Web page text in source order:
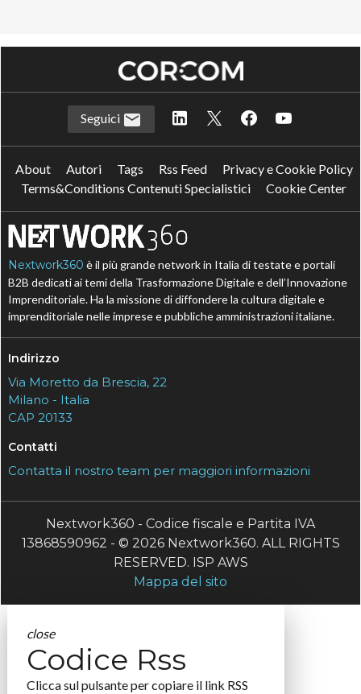
Seguici
About Autori Tags Rss Feed
Privacy e Cookie Policy
Terms&Conditions Contenuti Specialistici
Cookie Center
Nextwork360 è il più grande network in Italia di testate e portali
B2B dedicati ai temi della Trasformazione Digitale e dell’Innovazione
Imprenditoriale. Ha la missione di diffondere la cultura digitale e
imprenditoriale nelle imprese e pubbliche amministrazioni italiane.
Indirizzo
Via Moretto da Brescia, 22
Milano - Italia
CAP 20133
Contatti
Contatta il nostro team per maggiori informazioni
Nextwork360 - Codice fiscale e Partita IVA
13868590962 - © 2026 Nextwork360. ALL RIGHTS
RESERVED. ISP AWS
Mappa del sito
close
Codice Rss
Clicca sul pulsante per copiare il link RSS